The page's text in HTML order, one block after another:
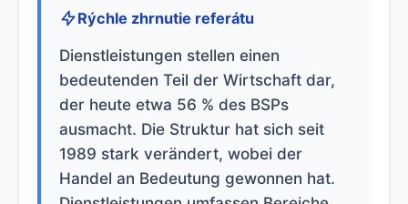
Rýchle zhrnutie referátu
Dienstleistungen stellen einen
bedeutenden Teil der Wirtschaft dar,
der heute etwa 56 % des BSPs
ausmacht. Die Struktur hat sich seit
1989 stark verändert, wobei der
Handel an Bedeutung gewonnen hat.